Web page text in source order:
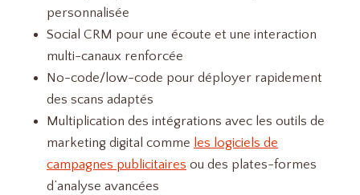
personnalisée
Social CRM pour une écoute et une interaction
multi-canaux renforcée
No-code/low-code pour déployer rapidement
des scans adaptés
Multiplication des intégrations avec les outils de
marketing digital comme les logiciels de
campagnes publicitaires ou des plates-formes
d’analyse avancées